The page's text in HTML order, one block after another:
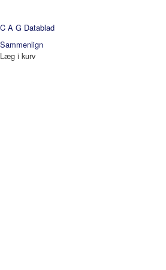
C A G Datablad
Sammenlign
Læg i kurv